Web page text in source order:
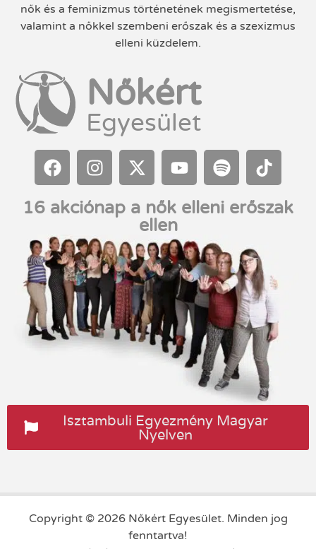
nők és a feminizmus történetének megismertetése,
valamint a nőkkel szembeni erőszak és a szexizmus
elleni küzdelem.
Nőkért
Egyesület
16 akciónap a nők elleni erőszak
ellen
Isztambuli Egyezmény Magyar
Nyelven
Copyright © 2026 Nőkért Egyesület. Minden jog
fenntartva!